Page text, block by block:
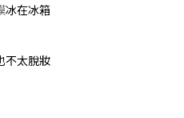
冰在冰箱
不太脫妝